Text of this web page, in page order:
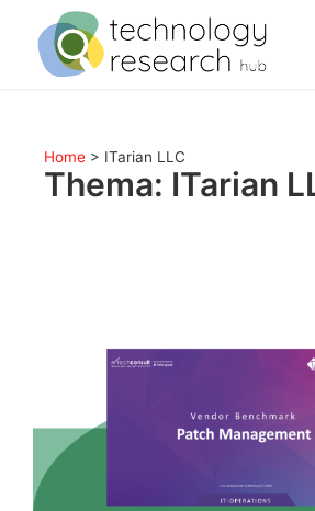
Home > ITarian LLC
Thema: ITarian